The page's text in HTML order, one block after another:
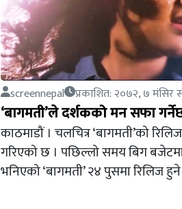
screennepal प्रकाशित: २०७२, ७ मंसिर
‘बागमती’ले दर्शकको मन सफा
काठमाडौं । चलचित्र ‘बागमती’को
गरिएको छ । पछिल्लो समय बिग बजेटमा
भनिएको ‘बागमती’ २४ पुसमा रिलिज